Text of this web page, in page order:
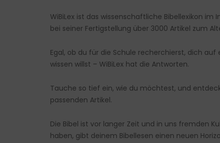
WiBiLex ist das wissenschaftliche Bibellexikon
bei seiner Fertigstellung über 3000 Artikel zum
Egal, ob du für die Schule recherchierst, dich
wissen willst – WiBiLex hat die Antworten.
Tauche so tief ein, wie du möchtest, und
passenden Artikel.
Die Bibel ist vor langer Zeit und in uns fremden
haben, gibt deinem Bibellesen einen neuen